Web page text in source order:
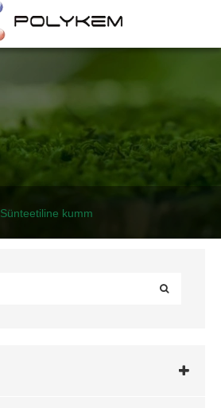
Sünteetiline kumm